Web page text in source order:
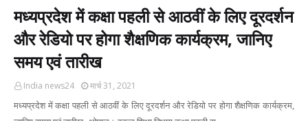
मध्यप्रदेश में कक्षा पहली से आठवीं के लिए दूरदर्शन
और रेडियो पर होगा शैक्षणिक कार्यक्रम, जानिए
समय एवं तारीख
India news24 मार्च 31, 2021
मध्यप्रदेश में कक्षा पहली से आठवीं के लिए दूरदर्शन और रेडियो पर होगा शैक्षणिक कार्यक्रम,